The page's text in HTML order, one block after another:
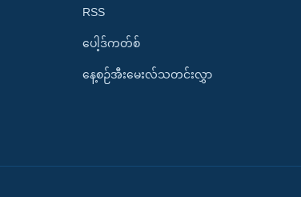
RSS
ပေါ့ဒ်ကတ်စ်
နေ့စဉ်အီးမေးလ်သတင်းလွှာ